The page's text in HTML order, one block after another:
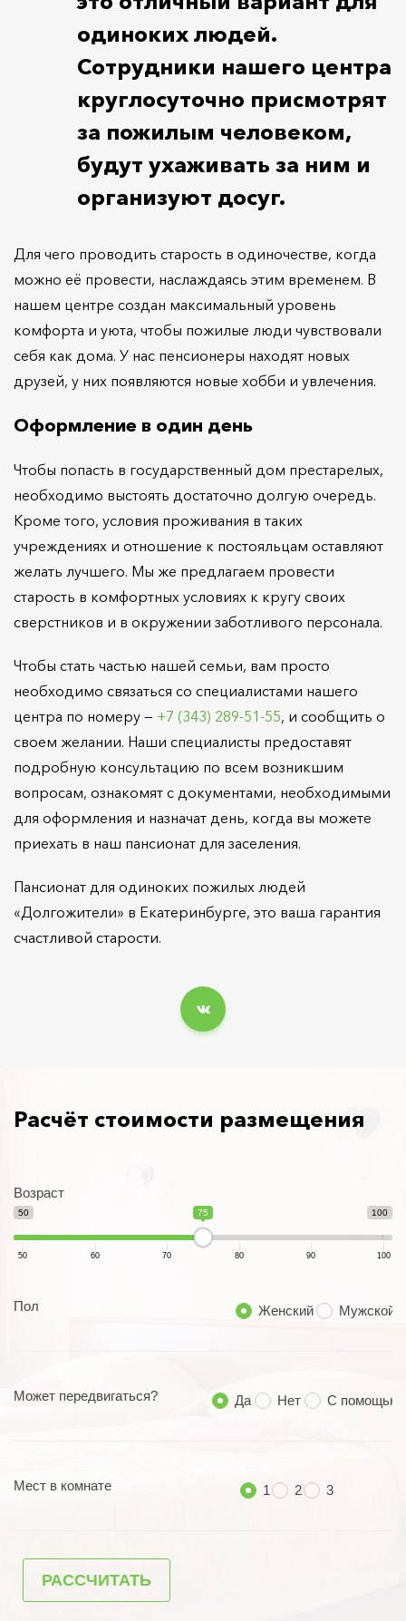
одиноких людей.
Сотрудники нашего центра
круглосуточно присмотрят
за пожилым человеком,
будут ухаживать за ним и
организуют досуг.
Для чего проводить старость в одиночестве, когда
можно её провести, наслаждаясь этим временем. В
нашем центре создан максимальный уровень
комфорта и уюта, чтобы пожилые люди чувствовали
себя как дома. У нас пенсионеры находят новых
друзей, у них появляются новые хобби и увлечения.
Оформление в один день
Чтобы попасть в государственный дом престарелых,
необходимо выстоять достаточно долгую очередь.
Кроме того, условия проживания в таких
учреждениях и отношение к постояльцам оставляют
желать лучшего. Мы же предлагаем провести
старость в комфортных условиях к кругу своих
сверстников и в окружении заботливого персонала.
Чтобы стать частью нашей семьи, вам просто
необходимо связаться со специалистами нашего
центра по номеру — +7 (343) 289-51-55, и сообщить о
своем желании. Наши специалисты предоставят
подробную консультацию по всем возникшим
вопросам, ознакомят с документами, необходимыми
для оформления и назначат день, когда вы можете
приехать в наш пансионат для заселения.
Пансионат для одиноких пожилых людей
«Долгожители» в Екатеринбурге, это ваша гарантия
счастливой старости.
Расчёт стоимости размещения